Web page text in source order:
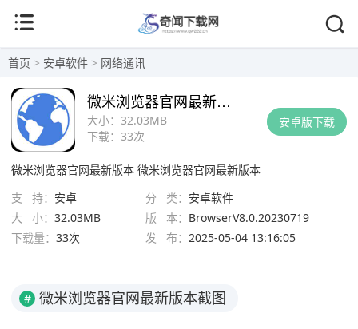
首页 > 安卓软件 > 网络通讯
安卓版下载
大小： 32.03MB
下载： 33次
微米浏览器官网最新版本
微米浏览器官网最新版本 微米浏览器官网最新版本
支 持： 安卓 分 类： 安卓软件
大 小： 32.03MB 版 本： BrowserV8.0.20230719
下载量： 33次 发 布： 2025-05-04 13:16:05
# 微米浏览器官网最新版本截图